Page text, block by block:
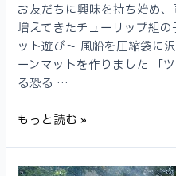
お友だちに興味を持ち始め
増えてきたチューリップ組
ット遊び〜 風船を圧縮袋に
ーンマットを作りました 「
る恐る …
チ
もっと読む »